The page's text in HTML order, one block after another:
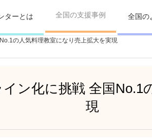
ターとは 全国の支援事例 全国の
の人気料理教室になり売上拡大を実現
ン化に挑戦 全国No.1
現